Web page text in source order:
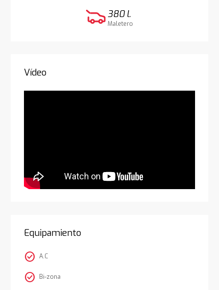
380 l.
Maletero
Vídeo
Equipamiento
check_circle A.C
check_circle Bi-zona